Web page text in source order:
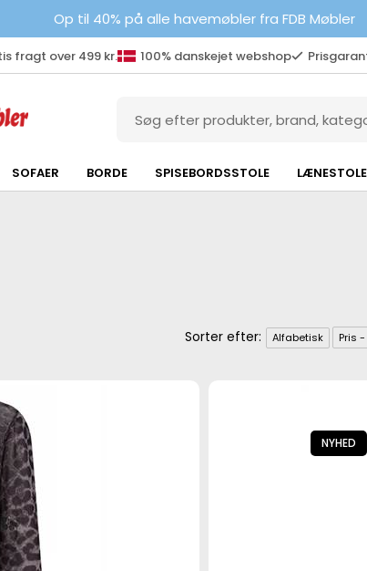
Op til 40% på alle havemøbler fra FDB Møbler
fragt over 499 kr. 100% danskejet webshop
SOFAER BORDE SPISEBORDSSTOLE LÆNESTOLE
Alfabetisk Pris
NYHED